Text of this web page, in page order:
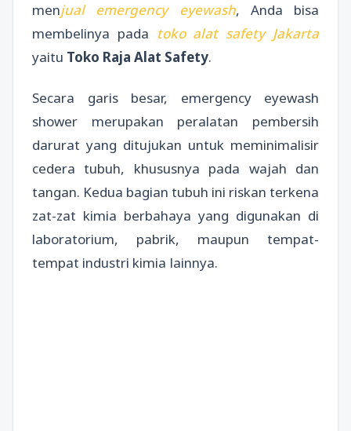
menjual emergency eyewash, Anda bisa
membelinya pada toko alat safety Jakarta
yaitu Toko Raja Alat Safety.
Secara garis besar, emergency eyewash
shower merupakan peralatan pembersih
darurat yang ditujukan untuk meminimalisir
cedera tubuh, khususnya pada wajah dan
tangan. Kedua bagian tubuh ini riskan terkena
zat-zat kimia berbahaya yang digunakan di
laboratorium, pabrik, maupun tempat-
tempat industri kimia lainnya.